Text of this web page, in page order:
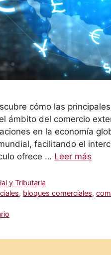
cómo las
ámbito del comercio
en la economía
facilitando el
ofrece … Leer más
y Tributaria
, bloques comerciales,